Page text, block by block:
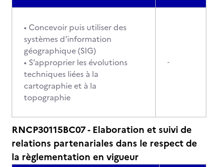
• Concevoir puis utiliser des
systèmes d’information
géographique (SIG)
• S’approprier les évolutions
techniques liées à la
cartographie et à la
topographie
-
RNCP30115BC07 - Elaboration et suivi de
relations partenariales dans le respect de
la règlementation en vigueur